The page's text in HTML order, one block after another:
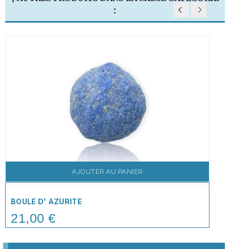
:
AJOUTER AU PANIER
BOULE D' AZURITE
Price
21,00 €